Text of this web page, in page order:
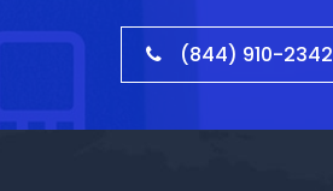
(844) 910-2342